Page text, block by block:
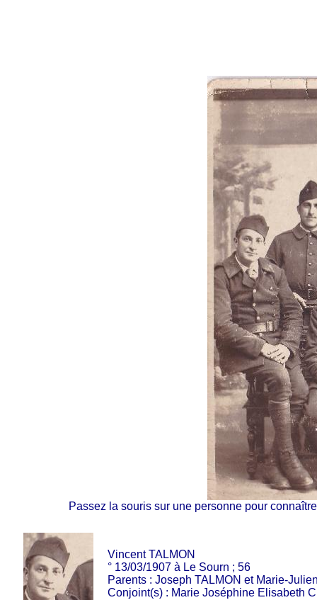
Passez la souris sur une personne pour
Vincent TALMON
° 13/03/1907 à Le Sourn ; 56
Parents : Joseph TALMON et Marie-
Conjoint(s) : Marie Joséphine Elisabeth